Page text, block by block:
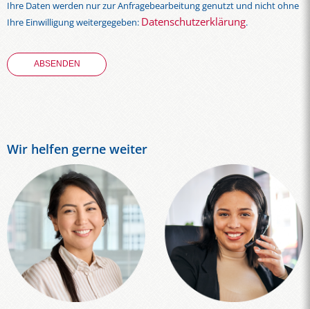
Ihre Daten werden nur zur Anfragebearbeitung genutzt und nicht ohne
Ihre Einwilligung weitergegeben: Datenschutzerklärung.
Wir helfen gerne weiter